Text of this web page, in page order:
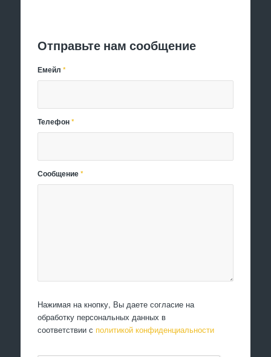
Отправьте нам сообщение
Емейл*
Телефон*
Сообщение*
Нажимая на кнопку, Вы даете согласие на
обработку персональных данных в
соответствии с политикой конфиденциальности